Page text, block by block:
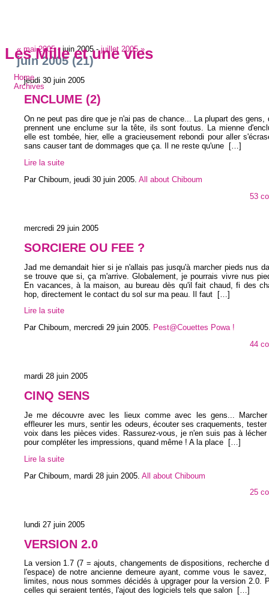
Les Mille et une vies
Home
Archives
« mai 2005- juin 2005-juillet 2005 »
juin 2005 (21)
jeudi 30 juin 2005
ENCLUME (2)
On ne peut pas dire que je n'ai pas de chance... La plupart des gens,
prennent une enclume sur la tête, ils sont foutus. La mienne
elle est tombée, hier, elle a gracieusement rebondi pour aller
sans causer tant de dommages que ça. Il ne reste qu'une
[…]
Lire la suite
Par Chiboum, jeudi 30 juin 2005 All about Chiboum
53
mercredi 29 juin 2005
SORCIERE OU FEE ?
Jad me demandait hier si je n'allais pas jusqu'à marcher pieds nus
se trouve que si, ça m'arrive. Globalement, je pourrais vivre nus
En vacances, à la maison, au bureau dès qu'il fait chaud, fi des
hop, directement le contact du sol sur ma peau. Il faut […]
Lire la suite
Par Chiboum, mercredi 29 juin 2005. Pest@Couettes Powa !
44
mardi 28 juin 2005
CINQ SENS
Je me découvre avec les lieux comme avec les gens...
effleurer les murs, sentir les odeurs, écouter ses craquements,
voix dans les pièces vides. Rassurez-vous, je n'en suis pas à lécher
pour compléter les impressions, quand même ! A la place
[…]
Lire la suite
Par Chiboum, mardi 28 juin 2005 All about Chiboum
25
lundi 27 juin 2005
VERSION 2.0
La version 1.7 (7 = ajouts, changements de dispositions, recherche
l'espace) de notre ancienne demeure ayant, comme vous le
limites, nous nous sommes décidés à upgrager pour la version 2.0.
celles qui seraient tentés, l'ajout des logiciels tels que salon
[…]